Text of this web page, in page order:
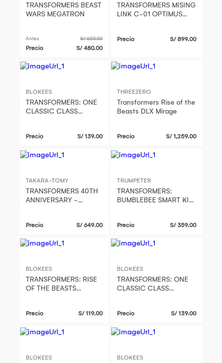
TRANSFORMERS BEAST
WARS MEGATRON
Antes S/ 620.00
Precio S/ 480.00
TRANSFORMERS MISING
LINK C-01 OPTIMUS
Precio S/ 899.00
BLOKEES
TRANSFORMERS: ONE
CLASSIC CLASS
Precio S/ 139.00
THREEZERO
Transformers Rise of the
Beasts DLX Mirage
Precio S/ 1,259.00
TAKARA-TOMY
TRANSFORMERS 40TH
ANNIVERSARY -
Precio S/ 649.00
TRUMPETER
TRANSFORMERS:
BUMBLEBEE SMART KIT
Precio S/ 359.00
BLOKEES
TRANSFORMERS: RISE
OF THE BEASTS
(ROBOT MODE) MODEL
Precio S/ 119.00
BLOKEES
TRANSFORMERS: ONE
CLASSIC CLASS
Precio S/ 139.00
BLOKEES BLOKEES